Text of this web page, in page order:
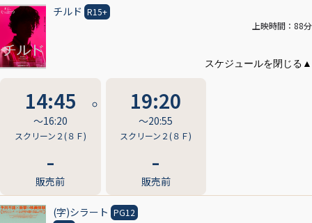
チルド R15+
上映時間：88分
14:45
〜16:20
スクリーン２(８Ｆ)
販売前
19:20
〜20:55
スクリーン２(８Ｆ)
販売前
(字)シラート PG12